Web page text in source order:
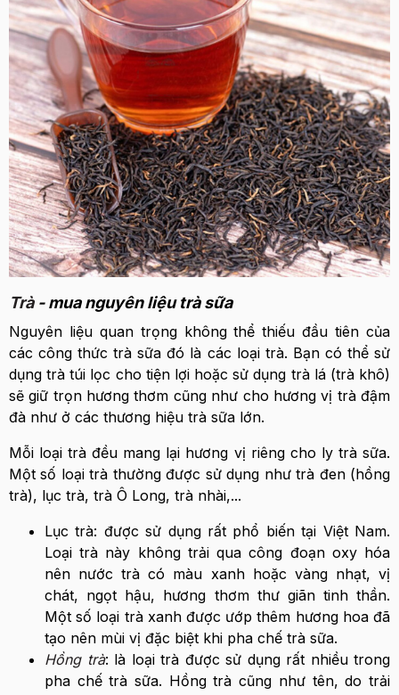
Trà- mua nguyên liệu trà sữa
Nguyên liệu quan trọng không thể thiếu đầu tiên của
các công thức trà sữa đó là các loại trà. Bạn có thể sử
dụng trà túi lọc cho tiện lợi hoặc sử dụng trà lá (trà khô)
sẽ giữ trọn hương thơm cũng như cho hương vị trà đậm
đà như ở các thương hiệu trà sữa lớn.
Mỗi loại trà đều mang lại hương vị riêng cho ly trà sữa.
Một số loại trà thường được sử dụng như trà đen (hồng
trà), lục trà, trà Ô Long, trà nhài,...
Lục trà: được sử dụng rất phổ biến tại Việt Nam.
Loại trà này không trải qua công đoạn oxy hóa
nên nước trà có màu xanh hoặc vàng nhạt, vị
chát, ngọt hậu, hương thơm thư giãn tinh thần.
Một số loại trà xanh được ướp thêm hương hoa đã
tạo nên mùi vị đặc biệt khi pha chế trà sữa.
Hồng trà: là loại trà được sử dụng rất nhiều trong
pha chế trà sữa. Hồng trà cũng như tên, do trải